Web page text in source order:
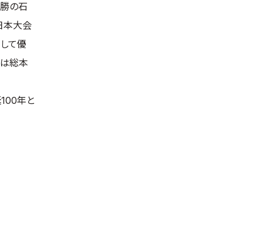
の石
本大会
て優
総本
年と